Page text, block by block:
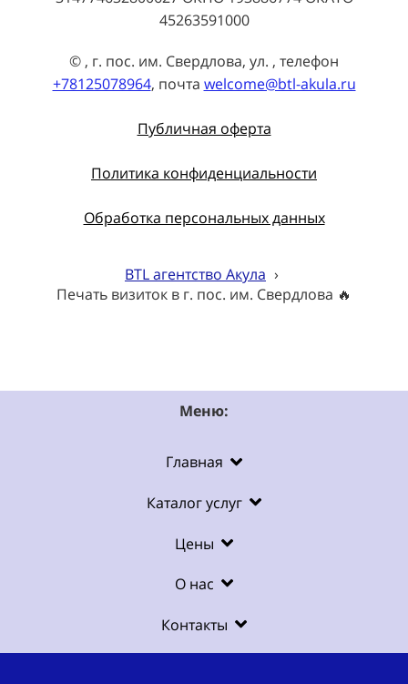
45263591000
© , г. пос. им. Свердлова, ул. , телефон
+78125078964, почта welcome@btl-akula.ru
Публичная оферта
Политика конфиденциальности
Обработка персональных данных
BTL агентство Акула ›
Печать визиток в г. пос. им. Свердлова 🔥
Меню:
Главная
Каталог услуг
Цены
О нас
Контакты